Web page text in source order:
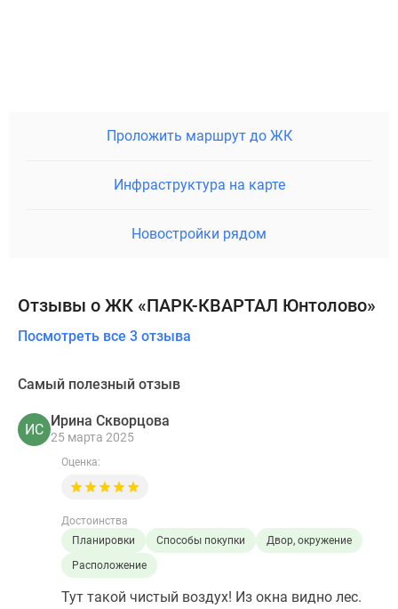
Проложить маршрут до ЖК
Инфраструктура на карте
Новостройки рядом
Отзывы о ЖК «ПАРК-КВАРТАЛ Юнтолово»
Посмотреть все 3 отзыва
Самый полезный отзыв
ИС
Ирина Скворцова
25 марта 2025
Оценка:
Достоинства
Планировки
Способы покупки
Двор, окружение
Расположение
Тут такой чистый воздух! Из окна видно лес.